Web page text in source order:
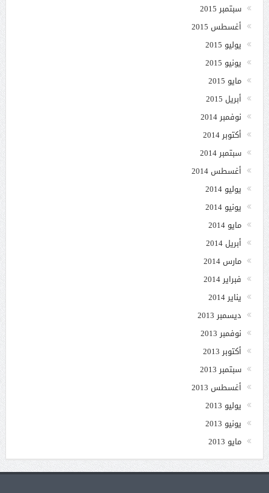
سبتمبر 2015
أغسطس 2015
يوليو 2015
يونيو 2015
مايو 2015
أبريل 2015
نوفمبر 2014
أكتوبر 2014
سبتمبر 2014
أغسطس 2014
يوليو 2014
يونيو 2014
مايو 2014
أبريل 2014
مارس 2014
فبراير 2014
يناير 2014
ديسمبر 2013
نوفمبر 2013
أكتوبر 2013
سبتمبر 2013
أغسطس 2013
يوليو 2013
يونيو 2013
مايو 2013